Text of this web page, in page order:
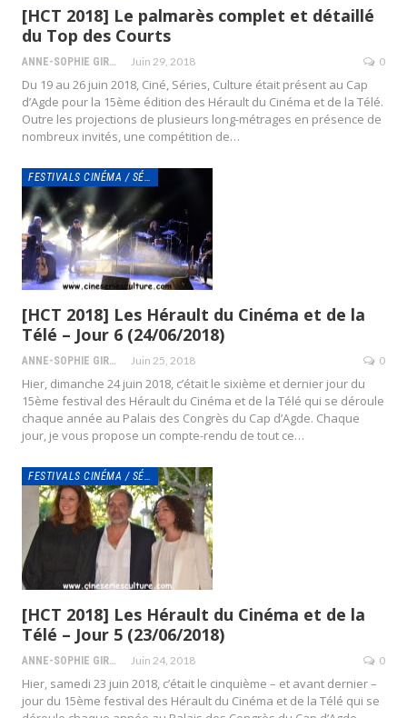
[HCT 2018] Le palmarès complet et détaillé
du Top des Courts
ANNE-SOPHIE GIRAUD Juin 29, 2018 0
Du 19 au 26 juin 2018, Ciné, Séries, Culture était présent au Cap
d’Agde pour la 15ème édition des Hérault du Cinéma et de la Télé.
Outre les projections de plusieurs long-métrages en présence de
nombreux invités, une compétition de…
FESTIVALS CINÉMA / SÉRIES
[HCT 2018] Les Hérault du Cinéma et de la
Télé – Jour 6 (24/06/2018)
ANNE-SOPHIE GIRAUD Juin 25, 2018 0
Hier, dimanche 24 juin 2018, c’était le sixième et dernier jour du
15ème festival des Hérault du Cinéma et de la Télé qui se déroule
chaque année au Palais des Congrès du Cap d’Agde. Chaque
jour, je vous propose un compte-rendu de tout ce…
FESTIVALS CINÉMA / SÉRIES
[HCT 2018] Les Hérault du Cinéma et de la
Télé – Jour 5 (23/06/2018)
ANNE-SOPHIE GIRAUD Juin 24, 2018 0
Hier, samedi 23 juin 2018, c’était le cinquième – et avant dernier –
jour du 15ème festival des Hérault du Cinéma et de la Télé qui se